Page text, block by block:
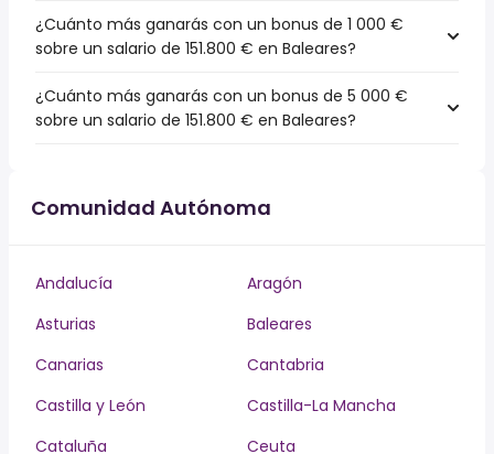
¿Cuánto más ganarás con un bonus de 1 000 €
sobre un salario de 151.800 € en Baleares?
¿Cuánto más ganarás con un bonus de 5 000 €
sobre un salario de 151.800 € en Baleares?
Comunidad Autónoma
Andalucía
Aragón
Asturias
Baleares
Canarias
Cantabria
Castilla y León
Castilla-La Mancha
Cataluña
Ceuta